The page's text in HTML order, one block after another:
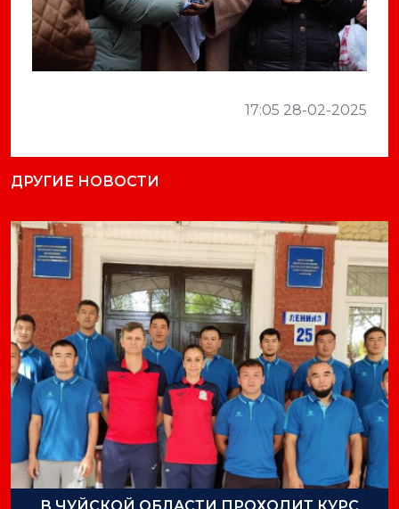
17:05 28-02-2025
ДРУГИЕ НОВОСТИ
В ЧУЙСКОЙ ОБЛАСТИ ПРОХОДИТ КУРС